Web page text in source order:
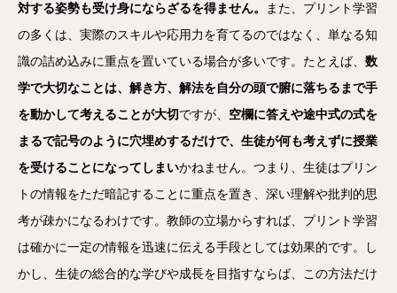
対する姿勢も受け身にならざるを得ません。
また、プリント学習
の多くは、実際のスキルや応用力を育てるのではなく、単なる知
識の詰め込みに重点を置いている場合が多いです。たとえば、 数
学で大切なことは、解き方、解法を自分の頭で腑に落ちるまで手
を動かして考えることが大切 ですが、 空欄に答えや途中式の式を
まるで記号のように穴埋めするだけで、生徒が何も考えずに授業
を受けることになってしまいかねません。つまり、生徒はプリン
トの情報をただ暗記することに重点を置き、深い理解や批判的思
考が疎かになるわけです。教師の立場からすれば、プリント学習
は確かに一定の情報を迅速に伝える手段としては効果的です。し
かし、生徒の総合的な学びや成長を目指すならば、この方法だけ